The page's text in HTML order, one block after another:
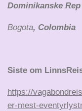
Dominikanske Rep
Bogota, Colombia
Siste om
https://
er-mest-